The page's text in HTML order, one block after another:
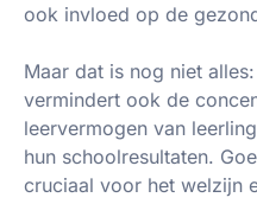
ook invloed op de
Maar dat is nog niet
vermindert ook de
leervermogen van
hun schoolresultaten.
cruciaal voor het welzijn